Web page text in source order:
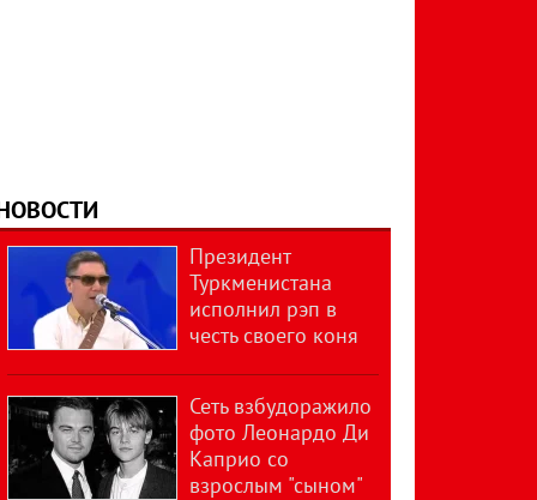
Президент
Туркменистана
исполнил рэп в
честь своего коня
Сеть взбудоражило
фото Леонардо Ди
Каприо со
взрослым "сыном"